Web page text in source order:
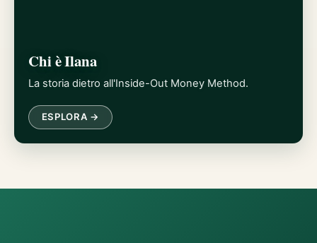
Chi è Ilana
La storia dietro all'Inside-Out Money Method.
ESPLORA →